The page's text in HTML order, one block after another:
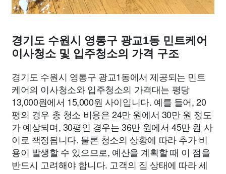
경기도 수원시 영통구 광교1동 민트케어
이사청소 및 입주청소의 가격 구조
경기도 수원시 영통구 광교1동에서 제공되는 민트
케어의 이사청소와 입주청소의 가격대는 평당
13,000원에서 15,000원 사이입니다. 예를 들어, 20
평의 경우 총 청소 비용은 24만 원에서 30만 원 정도
가 예상되며, 30평인 경우는 36만 원에서 45만 원 사
이로 책정됩니다. 물론 청소의 상황에 따라 추가 비
용이 발생할 수 있으므로, 예산을 계획할 때 이 점을
반드시 고려해야 합니다. 고객의 집 상태에 따라 세